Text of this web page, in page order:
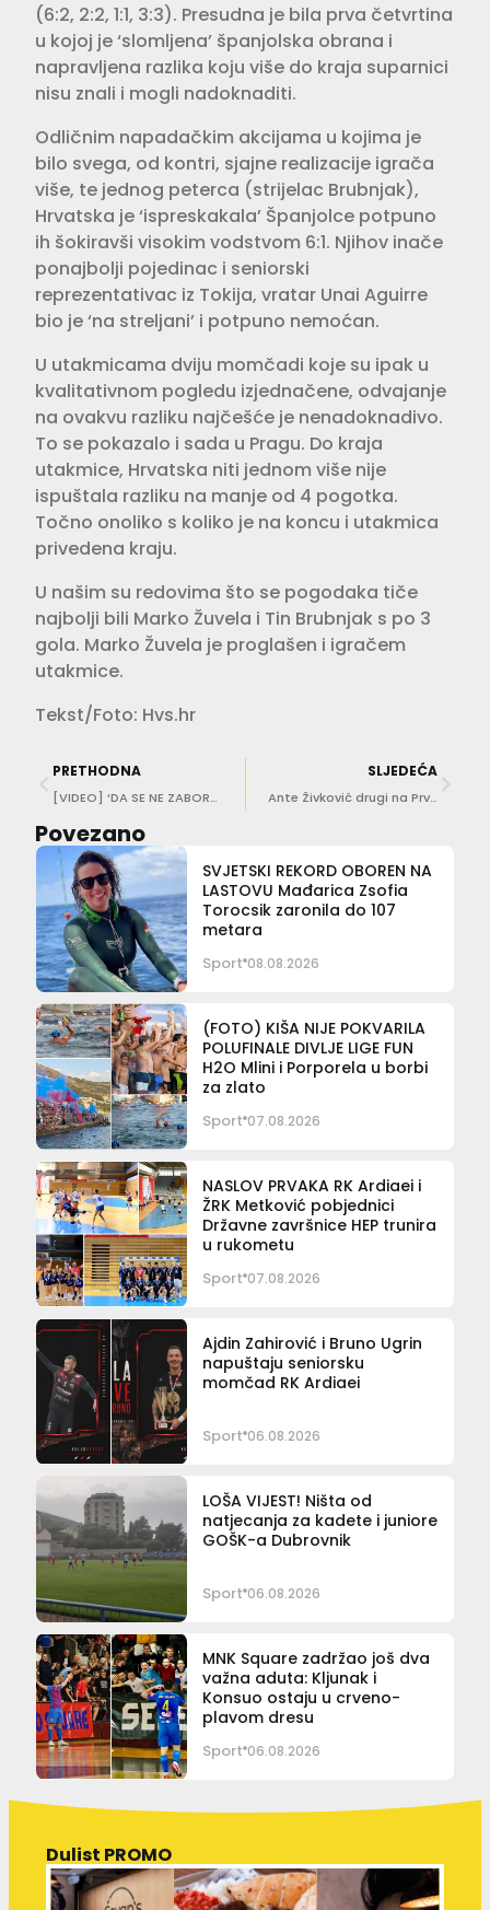
(6:2, 2:2, 1:1, 3:3). Presudna je bila prva četvrtina
u kojoj je ‘slomljena’ španjolska obrana i
napravljena razlika koju više do kraja suparnici
nisu znali i mogli nadoknaditi.
Odličnim napadačkim akcijama u kojima je
bilo svega, od kontri, sjajne realizacije igrača
više, te jednog peterca (strijelac Brubnjak),
Hrvatska je ‘ispreskakala’ Španjolce potpuno
ih šokiravši visokim vodstvom 6:1. Njihov inače
ponajbolji pojedinac i seniorski
reprezentativac iz Tokija, vratar Unai Aguirre
bio je ‘na streljani’ i potpuno nemoćan.
U utakmicama dviju momčadi koje su ipak u
kvalitativnom pogledu izjednačene, odvajanje
na ovakvu razliku najčešće je nenadoknadivo.
To se pokazalo i sada u Pragu. Do kraja
utakmice, Hrvatska niti jednom više nije
ispuštala razliku na manje od 4 pogotka.
Točno onoliko s koliko je na koncu i utakmica
privedena kraju.
U našim su redovima što se pogodaka tiče
najbolji bili Marko Žuvela i Tin Brubnjak s po 3
gola. Marko Žuvela je proglašen i igračem
utakmice.
Tekst/Foto: Hvs.hr
PRETHODNA
[VIDEO] ‘DA SE NE ZABORAVI’ S Pila krenuo biciklistički maraton od Dubrovnika do Vukovara
SLJEDEĆA
Ante Živković drugi na Prvenstvu Hrvatske u trailu
Povezano
SVJETSKI REKORD OBOREN NA
LASTOVU Mađarica Zsofia
Torocsik zaronila do 107
metara
Sport 08.08.2026
(FOTO) KIŠA NIJE POKVARILA
POLUFINALE DIVLJE LIGE FUN
H2O Mlini i Porporela u borbi
za zlato
Sport 07.08.2026
NASLOV PRVAKA RK Ardiaei i
ŽRK Metković pobjednici
Državne završnice HEP trunira
u rukometu
Sport 07.08.2026
Ajdin Zahirović i Bruno Ugrin
napuštaju seniorsku
momčad RK Ardiaei
Sport 06.08.2026
LOŠA VIJEST! Ništa od
natjecanja za kadete i juniore
GOŠK-a Dubrovnik
Sport 06.08.2026
MNK Square zadržao još dva
važna aduta: Kljunak i
Konsuo ostaju u crveno-
plavom dresu
Sport 06.08.2026
Dulist PROMO